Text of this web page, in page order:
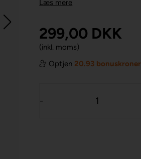
Læs mere
299,00 DKK
(inkl. moms)
Optjen 20.93 bonuskroner
-